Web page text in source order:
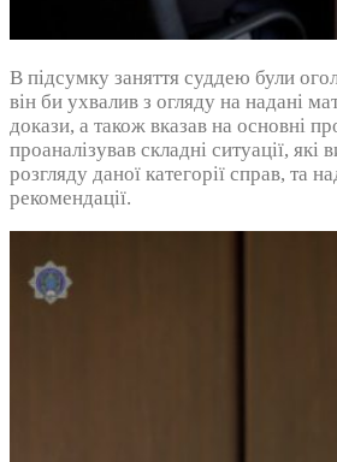
В підсумку заняття суддею були
він би ухвалив з огляду на надані
докази, а також вказав на основні
проаналізував складні ситуації, які
розгляду даної категорії справ, та
рекомендації.